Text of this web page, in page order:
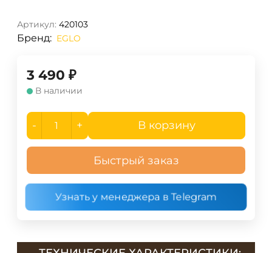
Артикул: 420103
Бренд: EGLO
3 490 ₽
В наличии
- + В корзину
Быстрый заказ
Узнать у менеджера в Telegram